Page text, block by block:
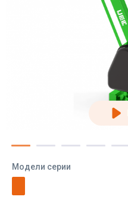
Модели серии